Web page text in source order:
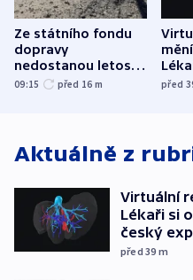
Ze státního fondu
dopravy
nedostanou letos
kraje na silnice ani
09:15 před 16 m před
Aktuálně z
Virtuální
Lékaři si
český
před 39 m